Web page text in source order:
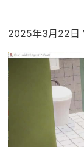
2025年3月22日